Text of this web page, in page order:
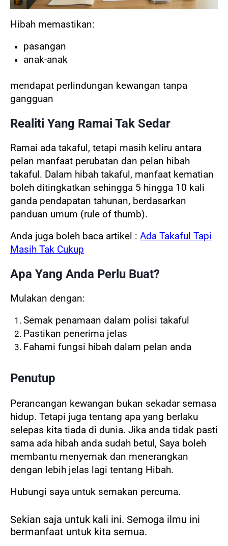
Hibah memastikan:
pasangan
anak-anak
mendapat perlindungan kewangan tanpa
gangguan
Realiti Yang Ramai Tak Sedar
Ramai ada takaful, tetapi masih keliru antara
pelan manfaat perubatan dan pelan hibah
takaful. Dalam hibah takaful, manfaat kematian
boleh ditingkatkan sehingga 5 hingga 10 kali
ganda pendapatan tahunan, berdasarkan
panduan umum (rule of thumb).
Anda juga boleh baca artikel : Ada Takaful Tapi
Masih Tak Cukup
Apa Yang Anda Perlu Buat?
Mulakan dengan:
Semak penamaan dalam polisi takaful
Pastikan penerima jelas
Fahami fungsi hibah dalam pelan anda
Penutup
Perancangan kewangan bukan sekadar semasa
hidup. Tetapi juga tentang apa yang berlaku
selepas kita tiada di dunia. Jika anda tidak pasti
sama ada hibah anda sudah betul, Saya boleh
membantu menyemak dan menerangkan
dengan lebih jelas lagi tentang Hibah.
Hubungi saya untuk semakan percuma.
Sekian saja untuk kali ini. Semoga ilmu ini
bermanfaat untuk kita semua.